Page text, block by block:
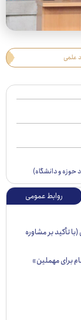
عمومی
مشاوره